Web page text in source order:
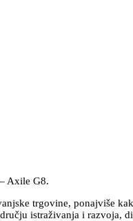
Axile G8.
trgovine, ponajviše
istraživanja i razvoja,